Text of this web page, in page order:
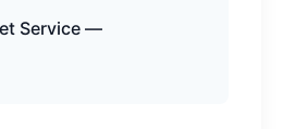
Service —